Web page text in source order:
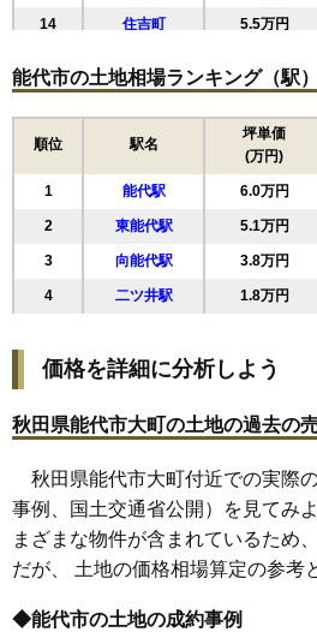
14 住吉町 5.5万円
16 （大字なし） 5.4万円
5.3万円
5.3万円
19 御指南町 5.0万円
20 畠町 4.9万円
21 松美町 4.3万円
22 若松町 4.2万円
24 末広町 4.2万円
26 二ツ井町荷上場 4.0万円
27 日吉町 3.9万円
28 向能代 3.8万円
29 能代町 3.6万円
30 落合 3.5万円
31 扇田
能代市の土地相場ランキング（駅）
順位 駅名
坪単価
(万円)
1 能代駅 6.0万円
2 東能代駅 5.1万円
3 向能代駅 3.8万円
4 二ツ井駅 1.8万円
価格を詳細に分析しよう
秋田県能代市大町の土地の過去の
秋田県能代市大町付近での実際
事例、国土交通省公開）を見てみ
まざまな物件が含まれているため
だが、 土地の価格相場算定の参考
◆能代市の土地の成約事例